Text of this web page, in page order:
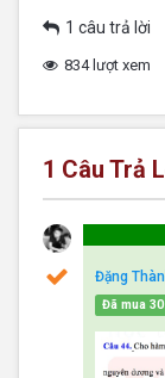
1 câu trả lời
834 lượt xem
1 Câu Trả
Đặng
Đã mua